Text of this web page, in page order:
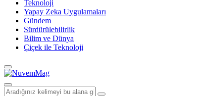
Teknoloji
Yapay Zeka Uygulamaları
Gündem
Sürdürülebilirlik
Bilim ve Dünya
Çiçek ile Teknoloji